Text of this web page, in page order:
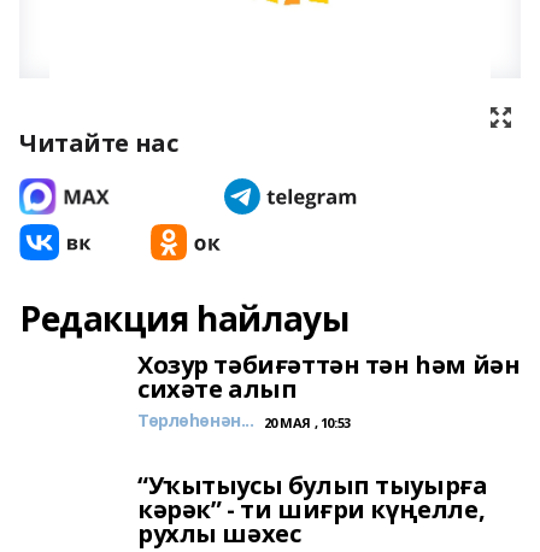
Читайте нас
Редакция һайлауы
Хозур тәбиғәттән тән һәм йән
сихәте алып
Төрлөһөнән... 20 МАЯ , 10:53
“Уҡытыусы булып тыуырға
кәрәк” - ти шиғри күңелле,
рухлы шәхес